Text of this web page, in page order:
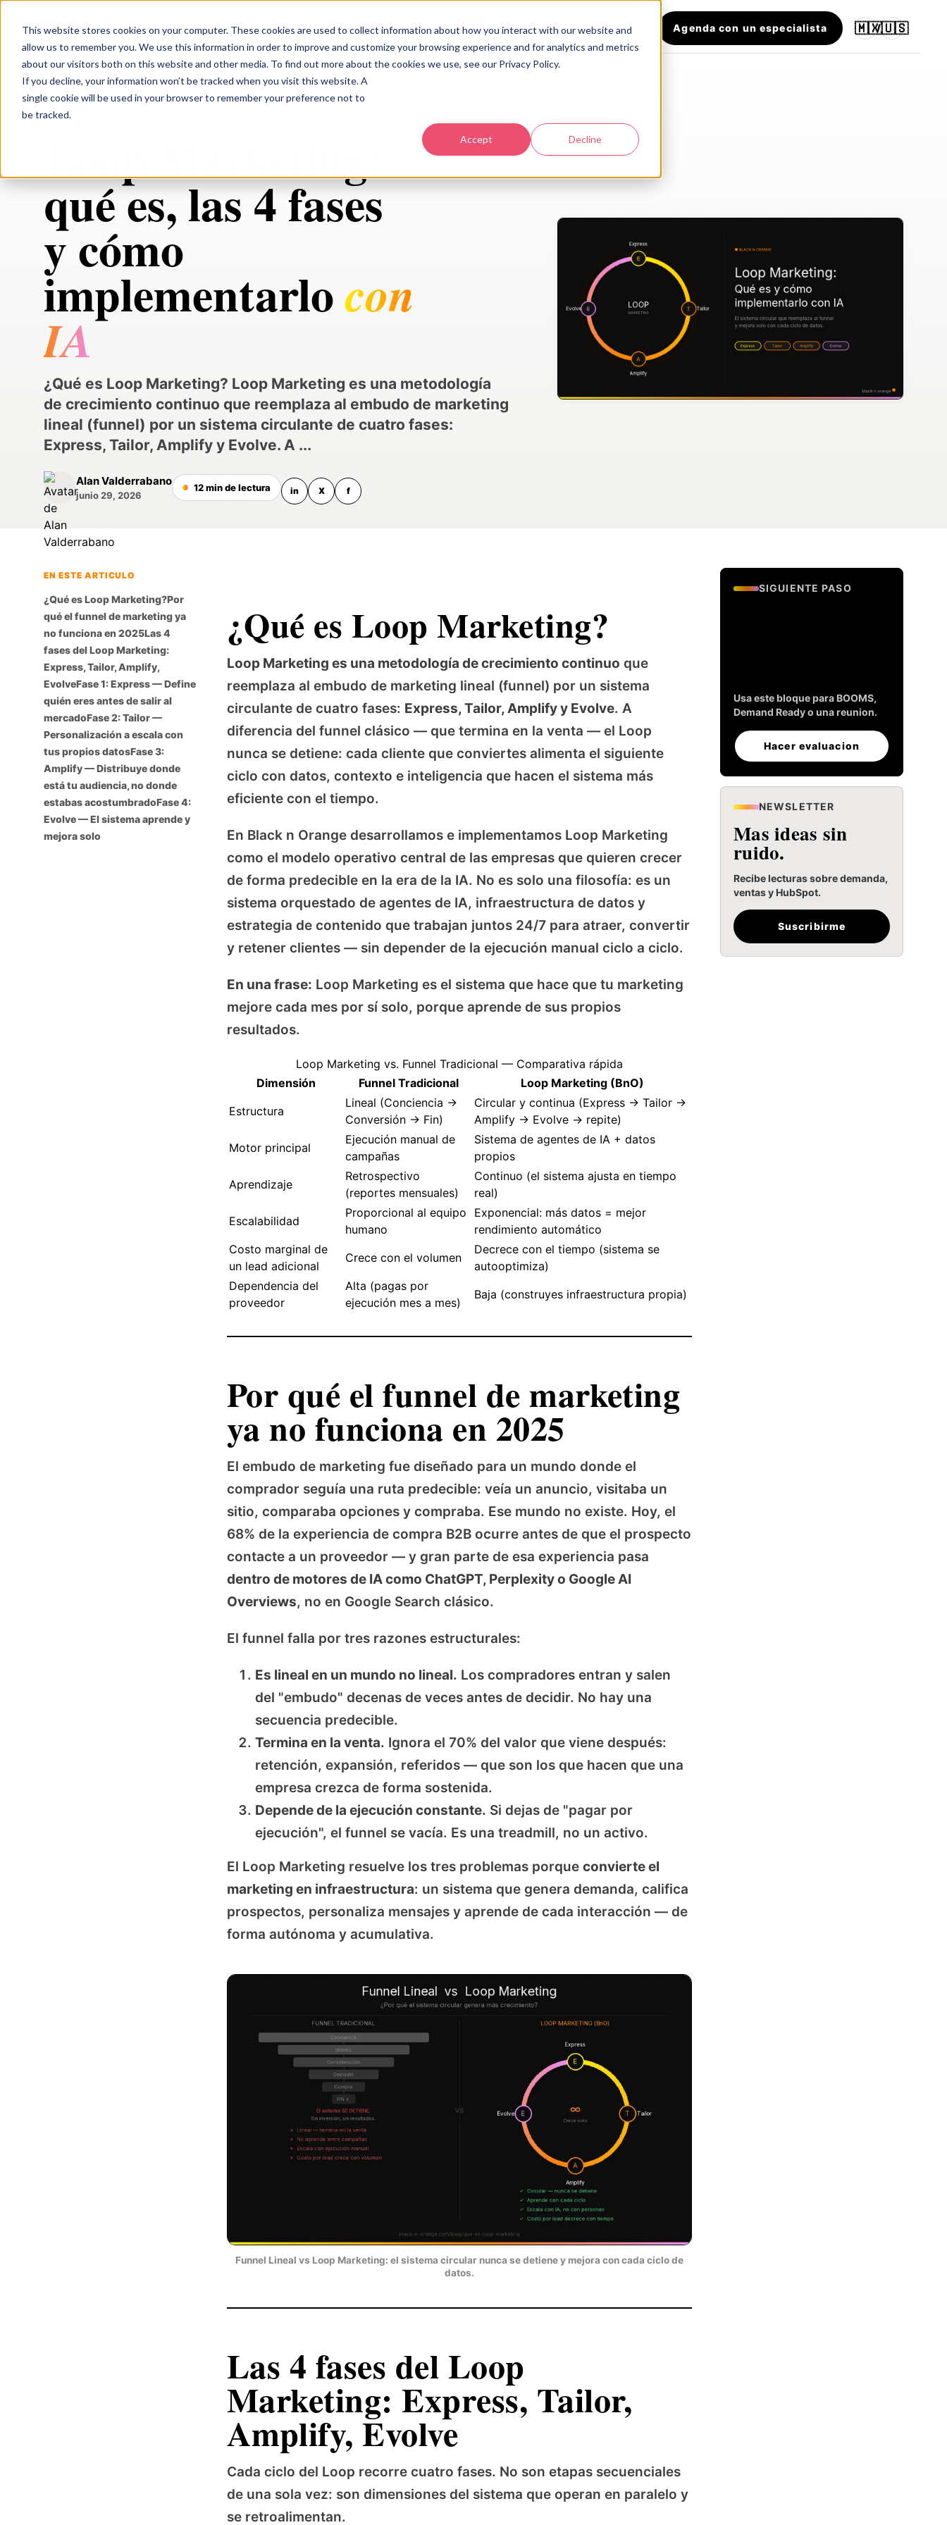
This website stores cookies on your computer. These cookies are used to collect information about how you interact with our website and
allow us to remember you. We use this information in order to improve and customize your browsing experience and for analytics and metrics
about our visitors both on this website and other media. To find out more about the cookies we use, see our Privacy Policy.
If you decline, your information won’t be tracked when you visit this website. A
single cookie will be used in your browser to remember your preference not to
be tracked.
Accept Decline
black n orange Servicios Industrias Acerca Recursos Contacto Agenda con un especialista 🇲🇽
/🇺🇸
Blog/Hubspot/ Loop Marketing: qué es, las 4 fases y cómo implementarlo con IA
Loop Marketing:
qué es, las 4 fases
y cómo
implementarlocon
IA
¿Qué es Loop Marketing? Loop Marketing es una metodología
de crecimiento continuo que reemplaza al embudo de marketing
lineal (funnel) por un sistema circulante de cuatro fases:
Express, Tailor, Amplify y Evolve. A ...
Alan Valderrabano
junio 29, 2026
12 min de lectura in X f
EN ESTE ARTICULO
¿Qué es Loop Marketing?Por
qué el funnel de marketing ya
no funciona en 2025Las 4
fases del Loop Marketing:
Express, Tailor, Amplify,
EvolveFase 1: Express — Define
quién eres antes de salir al
mercadoFase 2: Tailor —
Personalización a escala con
tus propios datosFase 3:
Amplify — Distribuye donde
está tu audiencia, no donde
estabas acostumbradoFase 4:
Evolve — El sistema aprende y
mejora solo
¿Qué es Loop Marketing?
Loop Marketing es una metodología de crecimiento continuo que
reemplaza al embudo de marketing lineal (funnel) por un sistema
circulante de cuatro fases: Express, Tailor, Amplify y Evolve. A
diferencia del funnel clásico — que termina en la venta — el Loop
nunca se detiene: cada cliente que conviertes alimenta el siguiente
ciclo con datos, contexto e inteligencia que hacen el sistema más
eficiente con el tiempo.
En Black n Orange desarrollamos e implementamos Loop Marketing
como el modelo operativo central de las empresas que quieren crecer
de forma predecible en la era de la IA. No es solo una filosofía: es un
sistema orquestado de agentes de IA, infraestructura de datos y
estrategia de contenido que trabajan juntos 24/7 para atraer, convertir
y retener clientes — sin depender de la ejecución manual ciclo a ciclo.
En una frase: Loop Marketing es el sistema que hace que tu marketing
mejore cada mes por sí solo, porque aprende de sus propios
resultados.
Loop Marketing vs. Funnel Tradicional — Comparativa rápida
Dimensión
Funnel Tradicional
Loop Marketing (BnO)
Estructura
Lineal (Conciencia →
Conversión → Fin)
Circular y continua (Express → Tailor →
Amplify → Evolve → repite)
Motor principal
Ejecución manual de
campañas
Sistema de agentes de IA + datos
propios
Aprendizaje
Retrospectivo
(reportes mensuales)
Continuo (el sistema ajusta en tiempo
real)
Escalabilidad
Proporcional al equipo
humano
Exponencial: más datos = mejor
rendimiento automático
Costo marginal de
un lead adicional
Crece con el volumen
Decrece con el tiempo (sistema se
autooptimiza)
Dependencia del
proveedor
Alta (pagas por
ejecución mes a mes)
Baja (construyes infraestructura propia)
Por qué el funnel de marketing
ya no funciona en 2025
El embudo de marketing fue diseñado para un mundo donde el
comprador seguía una ruta predecible: veía un anuncio, visitaba un
sitio, comparaba opciones y compraba. Ese mundo no existe. Hoy, el
68% de la experiencia de compra B2B ocurre antes de que el prospecto
contacte a un proveedor — y gran parte de esa experiencia pasa
dentro de motores de IA como ChatGPT, Perplexity o Google AI
Overviews, no en Google Search clásico.
El funnel falla por tres razones estructurales:
Es lineal en un mundo no lineal. Los compradores entran y salen
del "embudo" decenas de veces antes de decidir. No hay una
secuencia predecible.
Termina en la venta. Ignora el 70% del valor que viene después:
retención, expansión, referidos — que son los que hacen que una
empresa crezca de forma sostenida.
Depende de la ejecución constante. Si dejas de "pagar por
ejecución", el funnel se vacía. Es una treadmill, no un activo.
El Loop Marketing resuelve los tres problemas porque convierte el
marketing en infraestructura: un sistema que genera demanda, califica
prospectos, personaliza mensajes y aprende de cada interacción — de
forma autónoma y acumulativa.
Funnel Lineal vs Loop Marketing: el sistema circular nunca se detiene y mejora con cada ciclo de
datos.
Las 4 fases del Loop
Marketing: Express, Tailor,
Amplify, Evolve
Cada ciclo del Loop recorre cuatro fases. No son etapas secuenciales
de una sola vez: son dimensiones del sistema que operan en paralelo y
se retroalimentan.
SIGUIENTE PASO
Usa este bloque para BOOMS,
Demand Ready o una reunion.
Hacer evaluacion
NEWSLETTER
Mas ideas sin
ruido.
Recibe lecturas sobre demanda,
ventas y HubSpot.
Suscribirme